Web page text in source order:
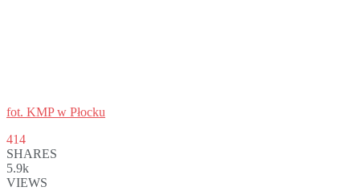
fot. KMP w Płocku
414
SHARES
5.9k
VIEWS